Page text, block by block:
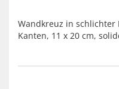
Wandkreuz in
Kanten, 11 x 20 cm,